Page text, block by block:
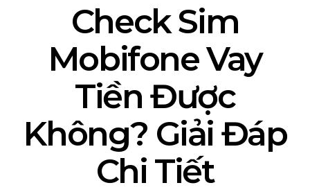
Check Sim
Mobifone Vay
Tiền Được
Không? Giải Đáp
Chi Tiết